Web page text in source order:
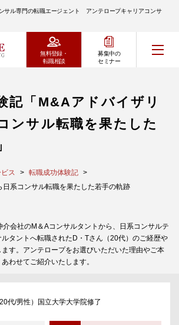
サル専門の転職エージェント アンテロープキャリアコンサ
無料登録・
転職相談
募集中の
セミナー
記「M&Aアドバイザリ
ンサル転職を果たした
ス
転職成功体験記
日系コンサル転職を果たした若手の軌跡
介会社のM＆Aコンサルタントから、日系コンサルテ
タントへ転職されたD・Tさん（20代）のご経歴や
す。アンテロープをお選びいただいた理由やご本
わせてご紹介いたします。
20代/男性）国立大学大学院修了